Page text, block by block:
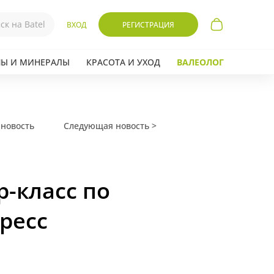
ВХОД РЕГИСТРАЦИЯ
И МИНЕРАЛЫ КРАСОТА И УХОД ВАЛЕОЛОГ
Следующая новость >
класс по